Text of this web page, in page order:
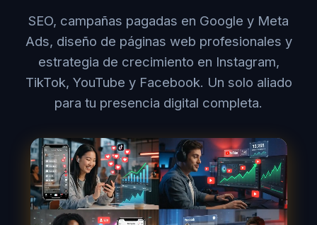
SEO, campañas pagadas en Google y Meta
Ads, diseño de páginas web profesionales y
estrategia de crecimiento en Instagram,
TikTok, YouTube y Facebook. Un solo aliado
para tu presencia digital completa.